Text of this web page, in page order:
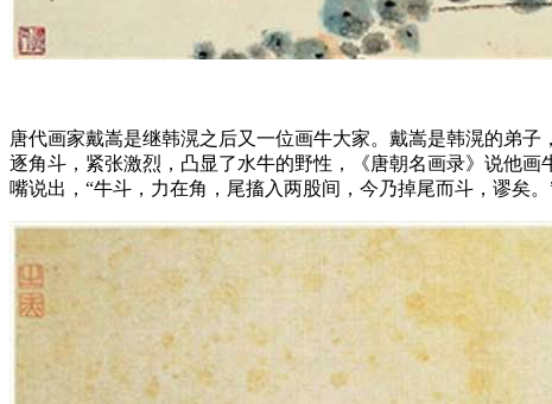
唐代画家戴嵩是继韩滉之后又一位画牛大家。戴嵩是韩滉的弟
逐角斗，紧张激烈，凸显了水牛的野性，《唐朝名画录》说他
嘴说出，“牛斗，力在角，尾搐入两股间，今乃掉尾而斗，谬矣